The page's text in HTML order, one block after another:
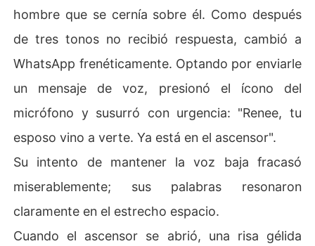
hombre que se cernía sobre él. Como después
de tres tonos no recibió respuesta, cambió a
WhatsApp frenéticamente. Optando por enviarle
un mensaje de voz, presionó el ícono del
micrófono y susurró con urgencia: "Renee, tu
esposo vino a verte. Ya está en el ascensor".
Su intento de mantener la voz baja fracasó
miserablemente; sus palabras resonaron
claramente en el estrecho espacio.
Cuando el ascensor se abrió, una risa gélida